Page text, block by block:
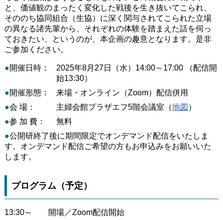
と、価値観のまったく変化した戦後を生き抜いてこられ、
そののち協同組合（生協）に深く関与されてこられた立場
の異なる諸先輩から、それぞれの体験を踏まえた話を伺っ
ておきたい、というのが、本企画の趣意となります。是非
ご参加ください。
●開催日時：
2025年8月27日（水）14:00～17:00 （配信開
始13:30）
●開催形態：
来場・オンライン（Zoom）配信併用
●会 場： 主婦会館プラザエフ5階会議室（地図 ）
●参 加 費：
無料
●公開研終了後に期間限定でオンデマンド配信をいたしま
す。オンデマンド配信ご希望の方もお申込みをお願いいた
します。
プログラム（予定）
13:30～
開場／Zoom配信開始